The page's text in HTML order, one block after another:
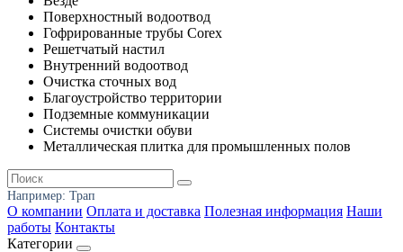
Поверхностный водоотвод
Гофрированные трубы Corex
Решетчатый настил
Внутренний водоотвод
Очистка сточных вод
Благоустройство территории
Подземные коммуникации
Системы очистки обуви
Металлическая плитка для промышленных полов
Например: Трап
О компании Оплата и доставка Полезная информация Наши
работы Контакты
Категории